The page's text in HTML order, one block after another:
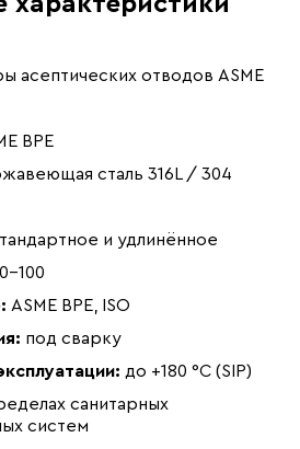
асептических отводов ASME
BPE
сталь 316L / 304
и удлинённое
ASME BPE, ISO
под сварку
до +180 °C (SIP)
санитарных
систем